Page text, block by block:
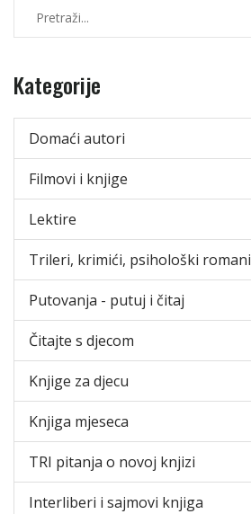
Kategorije
Domaći autori
Filmovi i knjige
Lektire
Trileri, krimići, psihološki romani
Putovanja - putuj i čitaj
Čitajte s djecom
Knjige za djecu
Knjiga mjeseca
TRI pitanja o novoj knjizi
Interliberi i sajmovi knjiga